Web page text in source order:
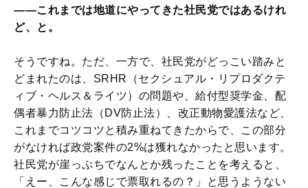
――これまでは地道にやってきた社民党ではあるけれ
ど、と。
そうですね。ただ、一方で、社民党がどっこい踏みと
どまれたのは、SRHR（セクシュアル・リプロダクテ
ィブ・ヘルス＆ライツ）の問題や、給付型奨学金、配
偶者暴力防止法（DV防止法）、改正動物愛護法など、
これまでコツコツと積み重ねてきたからで、この部分
がなければ政党案件の2%は獲れなかったと思います。
社民党が崖っぷちでなんとか残ったことを考えると、
「えー、こんな感じで票取れるの？」と思うようない